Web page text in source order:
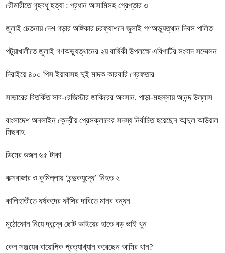
রৌমারীতে গৃহবধূ হত্যা : প্রধান আসামিসহ গ্রেপ্তার ৩
জুলাই চেতনায় দেশ গড়ার অঙ্গিকার চরফ্যাশনে জুলাই গণঅভ্যুত্থান দিবস পালিত
পটুয়াখালীতে জুলাই গণঅভ্যুত্থানের ২য় বার্ষিকী উপলক্ষে এবিপার্টির সংবাদ সম্মেলন
দিরাইয়ে ৪০০ পিস ইয়াবাসহ দুই মাদক কারবারি গ্রেফতার
সাভারের বিতর্কিত সাব-রেজিস্টার জাকিরের অবসান, পাড়া-মহল্লায় আনন্দ উল্লাস
বাংলাদেশ অনলাইন কেন্দ্রীয় প্রেসক্লাবের সদস্য নির্বাচিত হয়েছেন আব্দুল আউয়াল
মিছবাহ
ডিমের ডজন ৬৫ টাকা
কক্সবাজার ও কুমিল্লায় ‘বন্দুকযুদ্ধে’ নিহত ২
কালিহাতীতে ধর্ষকদের ফাঁসির দাবিতে মানব বন্ধন
মুঠোফোন নিয়ে দ্বন্দ্বে ছোট ভাইয়ের হাতে বড় ভাই খুন
কেন সঞ্জয়ের বায়োপিক প্রত্যাখ্যান করেছেন আমির খান?